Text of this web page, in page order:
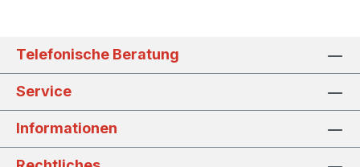
Telefonische Beratung
Service
Informationen